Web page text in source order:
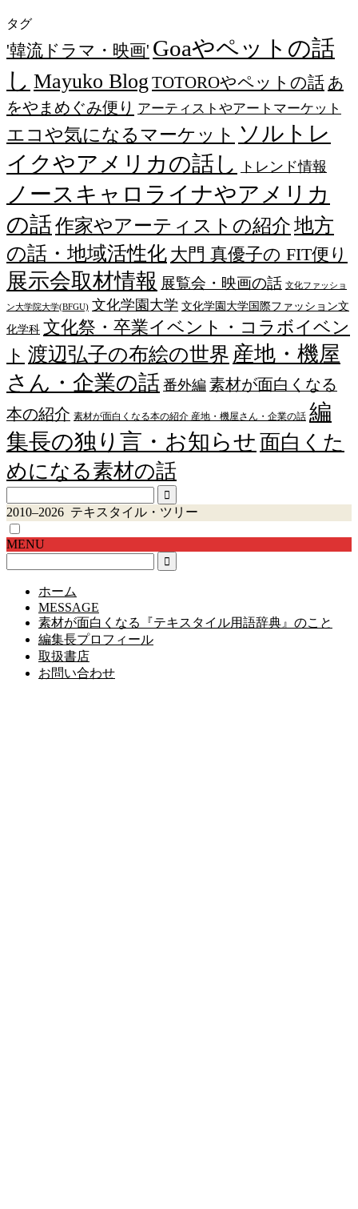
タグ
'韓流ドラマ・映画' Goaやペットの話
し Mayuko Blog TOTOROやペットの話 あ
をやまめぐみ便り アーティストやアートマーケット
エコや気になるマーケット ソルトレ
イクやアメリカの話し
トレンド情報
ノースキャロライナやアメリカ
の話作家やアーティストの紹介地方
の話・地域活性化 大門 真優子の FIT便り
展示会取材情報 展覧会・映画の話 文化ファッショ
ン大学院大学(BFGU) 文化学園大学 文化学園大学国際ファッション文
化学科 文化祭・卒業イベント・コラボイベン
ト 渡辺弘子の布絵の世界 産地・機屋
さん・企業の話 番外編 素材が面白くなる
本の紹介 素材が面白くなる本の紹介 産地・機屋さん・企業の話 編
集長の独り言・お知らせ 面白くた
めになる素材の話
2010–2026 テキスタイル・ツリー
MENU
ホーム
MESSAGE
素材が面白くなる『テキスタイル用語辞典』のこと
編集長プロフィール
取扱書店
お問い合わせ